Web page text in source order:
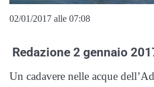
02/01/2017 alle 07:08
Redazione 2 gennaio
Un cadavere nelle acque